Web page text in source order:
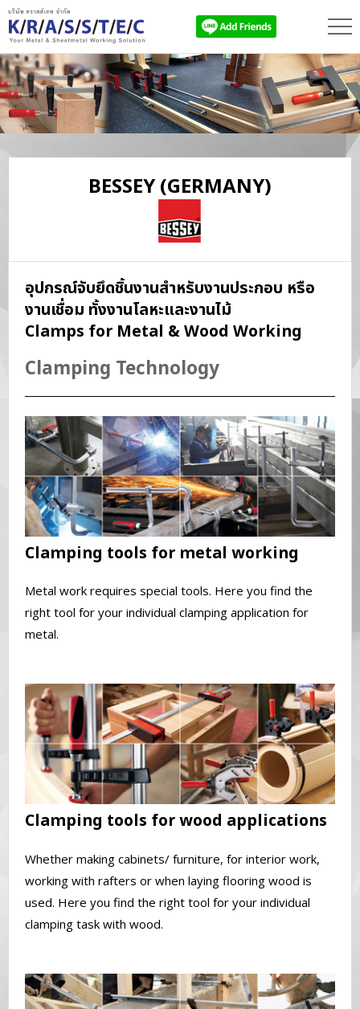
BESSEY(GERMANY)
อุปกรณ์จับยึดชิ้นงานสำหรับงานประกอบ หรือ
งานเชื่อม ทั้งงานโลหะและงานไม้
Clamps for Metal & Wood Working
Clamping Technology
Clamping tools for metal working
Metal work requires special tools. Here you find the
right tool for your individual clamping application for
metal.
Clamping tools for wood applications
Whether making cabinets/ furniture, for interior work,
working with rafters or when laying flooring wood is
used. Here you find the right tool for your individual
clamping task with wood.